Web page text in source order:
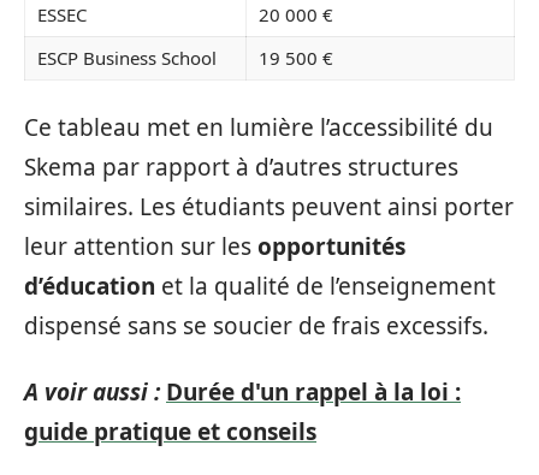
ESSEC
20 000 €
ESCP Business School
19 500 €
Ce tableau met en lumière l’accessibilité du
Skema par rapport à d’autres structures
similaires. Les étudiants peuvent ainsi porter
leur attention sur lesopportunités
d’éducation et la qualité de l’enseignement
dispensé sans se soucier de frais excessifs.
A voir aussi : Durée d'un rappel à la loi :
guide pratique et conseils